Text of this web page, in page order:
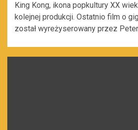
King Kong, ikona popkultury XX
kolejnej produkcji. Ostatnio film o
został wyreżyserowany przez